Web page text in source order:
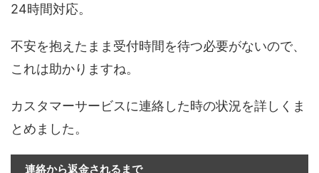
24時間対応。
不安を抱えたまま受付時間を待つ必要がないので、
これは助かりますね。
カスタマーサービスに連絡した時の状況を詳しくま
とめました。
連絡から返金されるまで